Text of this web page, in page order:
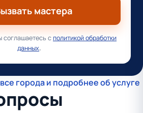
мастера
соглашаетесь сполитикой обработки
данных.
города и подробнее об услуге